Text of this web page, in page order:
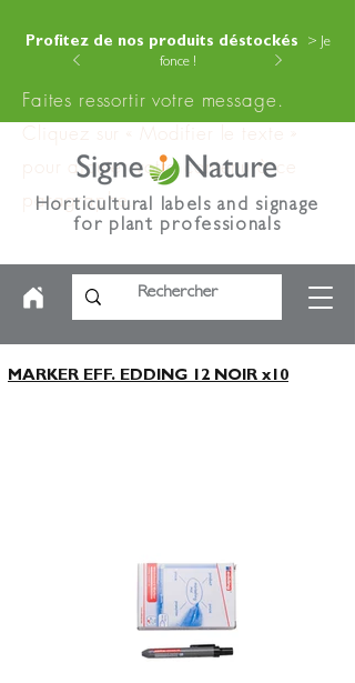
Profitez de nos produits déstockés
> Je
fonce !
Faites ressortir votre message.
Cliquez sur « Modifier le texte »
pour ajouter votre contenu à ce
paragraphe.
Horticultural labels and signage
for plant professionals
MARKER EFF. EDDING 12 NOIR x10